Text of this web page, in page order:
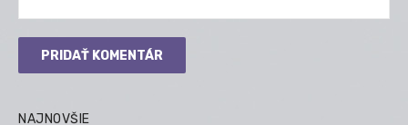
NAJNOVŠIE